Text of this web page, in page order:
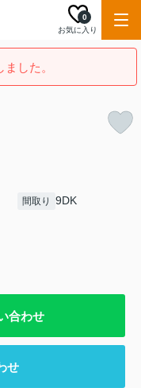
お気に入り
0
した。
間取り 9DK
合わせ
せ